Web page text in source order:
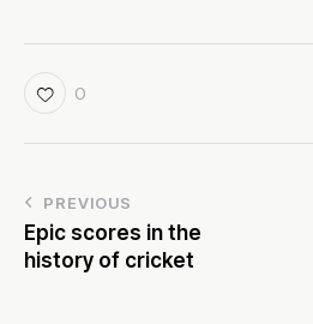
0
PREVIOUS
Epic scores in the
history of cricket